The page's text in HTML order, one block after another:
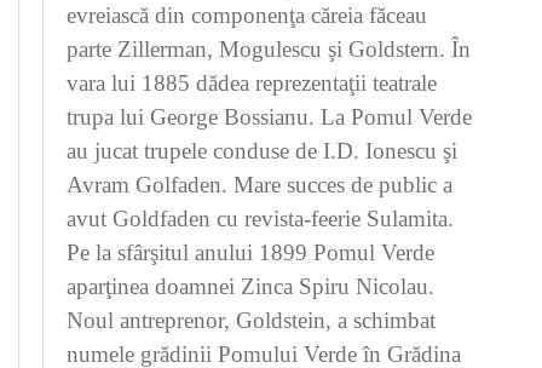
evreiască din componenţa căreia făceau
parte Zillerman, Mogulescu şi Goldstern. În
vara lui 1885 dădea reprezentaţii teatrale
trupa lui George Bossianu. La Pomul Verde
au jucat trupele conduse de I.D. Ionescu şi
Avram Golfaden. Mare succes de public a
avut Goldfaden cu revista-feerie Sulamita.
Pe la sfârşitul anului 1899 Pomul Verde
aparţinea doamnei Zinca Spiru Nicolau.
Noul antreprenor, Goldstein, a schimbat
numele grădinii Pomului Verde în Grădina